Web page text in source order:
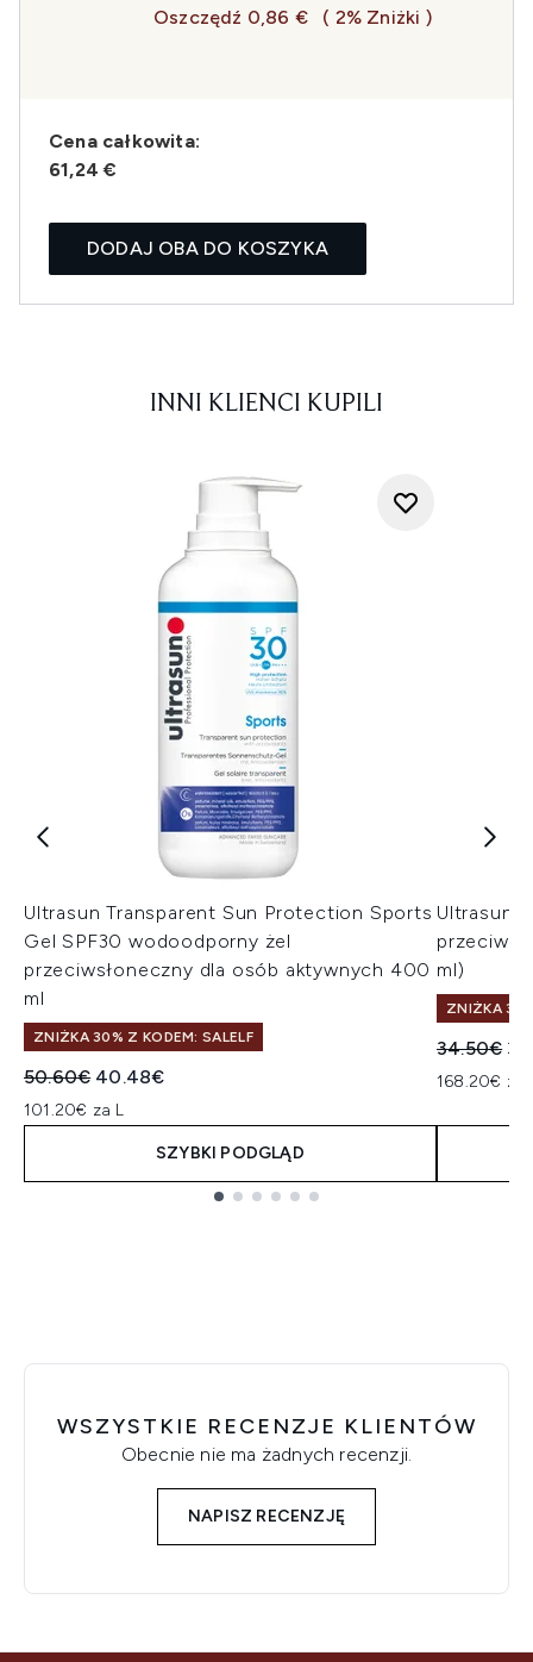
Oszczędź 0,86 € ( 2% Zniżki )
Cena całkowita:
61,24 €
DODAJ OBA DO KOSZYKA
INNI KLIENCI KUPILI
Ultrasun Transparent Sun Protection Sports
Gel SPF30 wodoodporny żel
przeciwsłoneczny dla osób aktywnych 400
ml
ZNIŻKA 30% Z KODEM: SALELF
Sugerowana cena detaliczna:
50.60€ Aktualna cena:
40.48€
101.20€ za L
SZYBKI PODGLĄD
Ultrasun
ml)
ZNIŻKA
34.50€
168.20€ za
WSZYSTKIE RECENZJE KLIENTÓW
Obecnie nie ma żadnych recenzji.
NAPISZ RECENZJĘ